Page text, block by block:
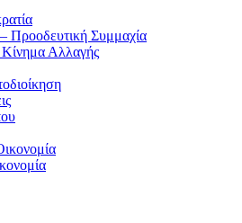
Προοδευτική Συμμαχία
Αλλαγής